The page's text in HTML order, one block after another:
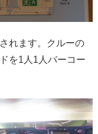
れます。クルーの
を1人1人バーコー